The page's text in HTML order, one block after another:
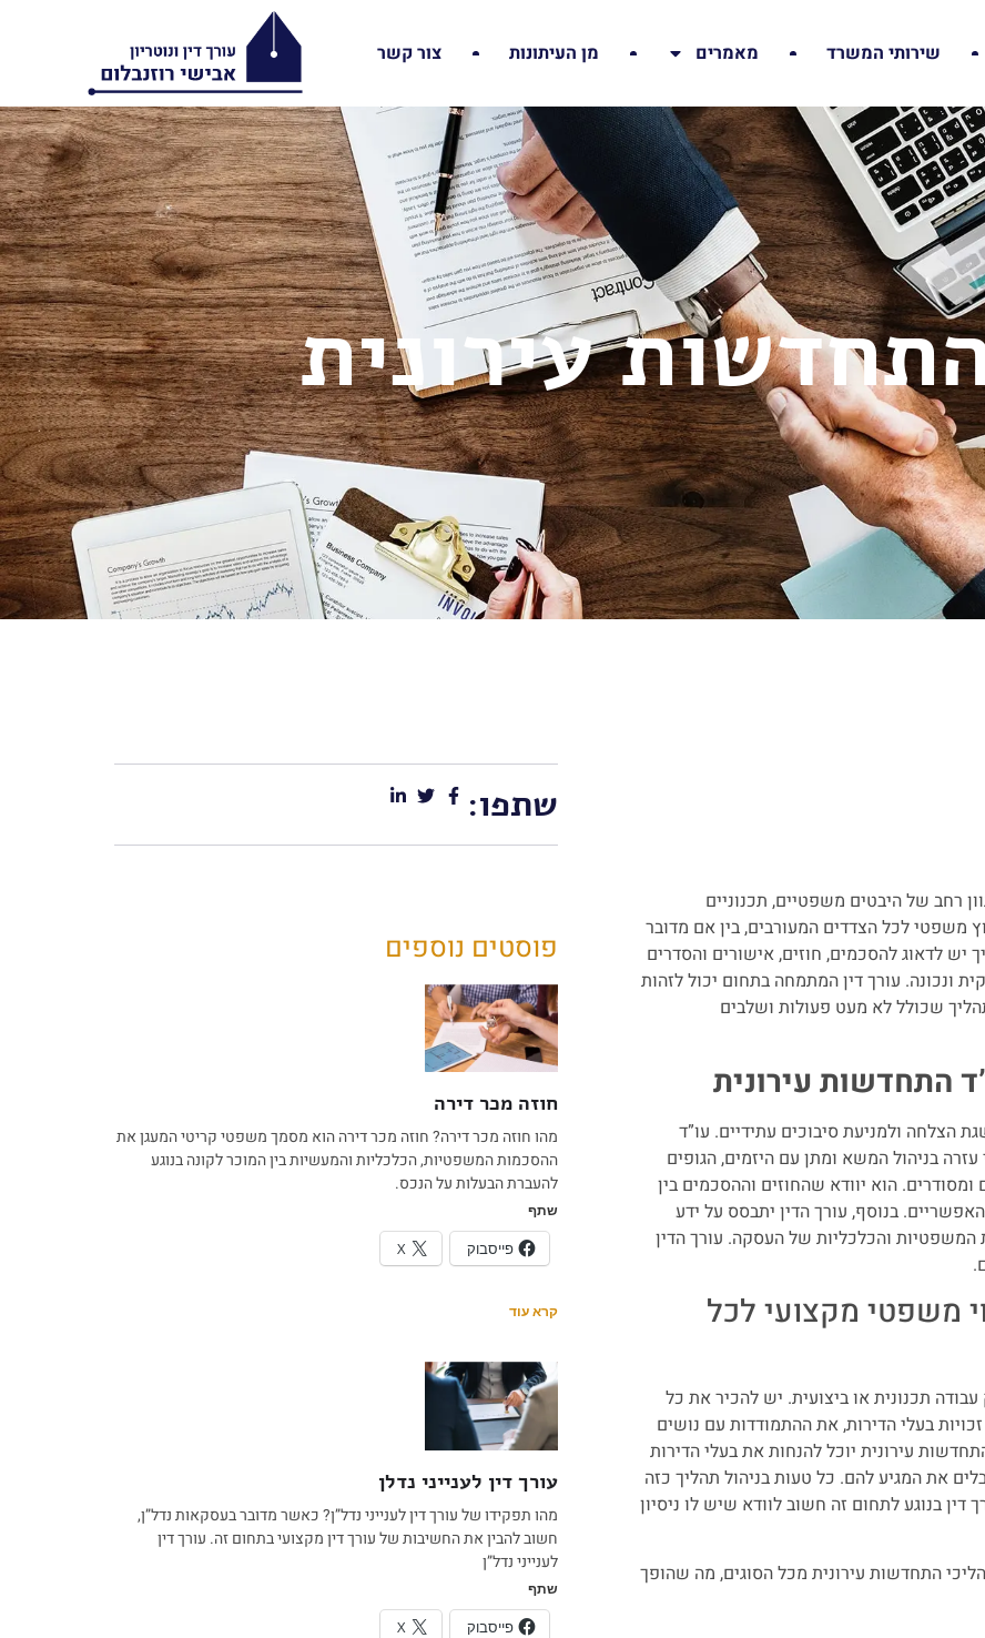
שירותי המשרד מאמרים מן העיתונות צור קשר
עירונית
רחב של היבטים משפטיים, תכנוניים
משפטי לכל הצדדים המעורבים, בין אם מדובר
יש לדאוג להסכמים, חוזים, אישורים והסדרים
ונכונה. עורך דין המתמחה בתחום יכול לזהות
שכולל לא מעט פעולות ושלבים
התחדשות עירונית
הצלחה ולמניעת סיבוכים עתידיים. עו”ד
בניהול המשא ומתן עם היזמים, הגופים
ומסודרים. הוא יוודא שהחוזים וההסכמים בין
בנוסף, עורך הדין יתבסס על ידע
המשפטיות והכלכליות של העסקה. עורך הדין
משפטי מקצועי לכל
תכנונית או ביצועית. יש להכיר את כל
בעלי הדירות, את ההתמודדות עם נושים
עירונית יוכל להנחות את בעלי הדירות
את המגיע להם. כל טעות בניהול תהליך כזה
בנוגע לתחום זה חשוב לוודא שיש לו ניסיון
תהליכי התחדשות עירונית מכל הסוגים, מה שהופך
שתפו:
פוסטים נוספים
חוזה מכר דירה
מהו חוזה מכר דירה? חוזה מכר דירה הוא מסמך משפטי קריטי המעגן את
ההסכמות המשפטיות, הכלכליות והמעשיות בין המוכר לקונה בנוגע
להעברת הבעלות על הנכס.
שתף
פייסבוק X
קרא עוד
עורך דין לענייני נדלן
מהו תפקידו של עורך דין לענייני נדל”ן? כאשר מדובר בעסקאות נדל”ן,
חשוב להבין את החשיבות של עורך דין מקצועי בתחום זה. עורך דין
לענייני נדל”ן
שתף
פייסבוק X